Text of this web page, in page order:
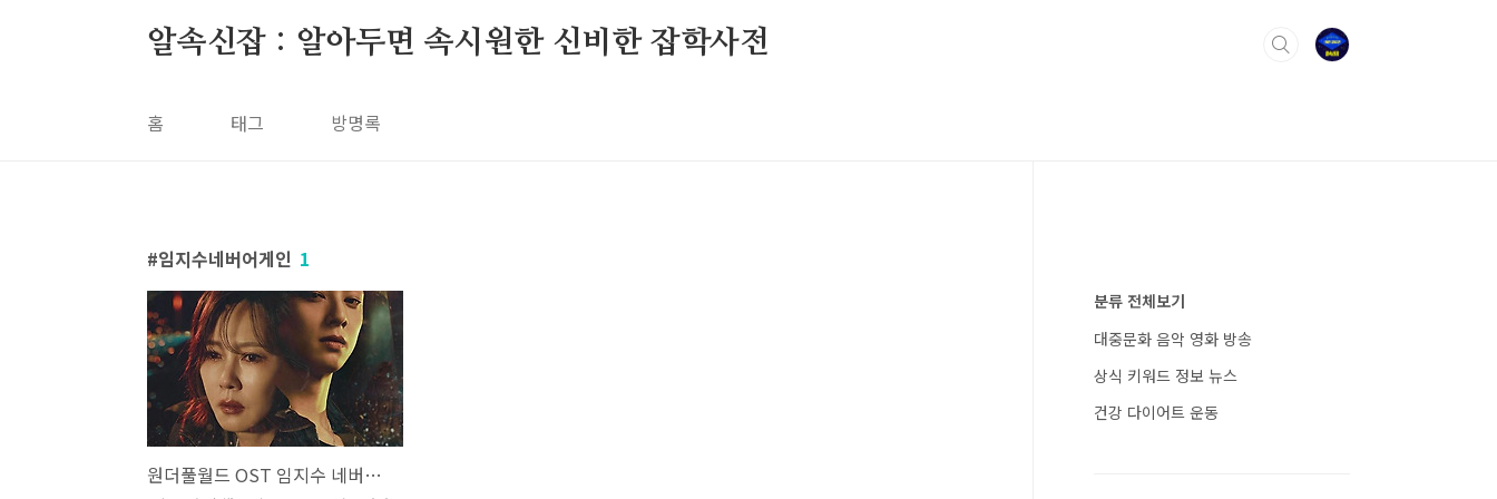
알속신잡 : 알아두면 속시원한 신비한 잡학사전
홈 태그 방명록
임지수네버어게인 1
원더풀월드 OST 임지수 네버어게인 Never Again 가사 노래 뮤비 곡정보
분류 전체보기
대중문화 음악 영화 방송
상식 키워드 정보 뉴스
건강 다이어트 운동